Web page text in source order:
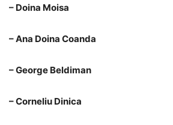
– Doina Moisa
– Ana Doina Coanda
– George Beldiman
– Corneliu Dinica